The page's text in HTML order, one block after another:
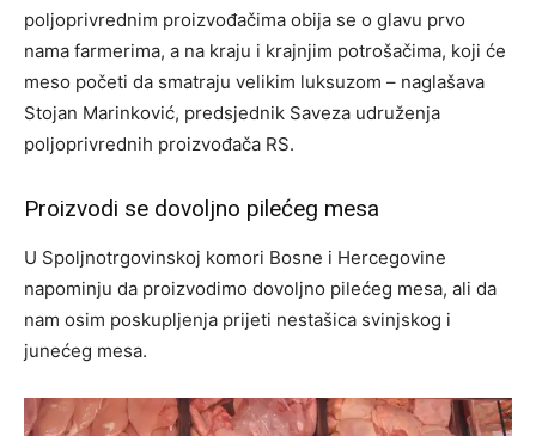
poljoprivrednim proizvođačima obija se o glavu prvo
nama farmerima, a na kraju i krajnjim potrošačima, koji će
meso početi da smatraju velikim luksuzom – naglašava
Stojan Marinković, predsjednik Saveza udruženja
poljoprivrednih proizvođača RS.
Proizvodi se dovoljno pilećeg mesa
U Spoljnotrgovinskoj komori Bosne i Hercegovine
napominju da proizvodimo dovoljno pilećeg mesa, ali da
nam osim poskupljenja prijeti nestašica svinjskog i
junećeg mesa.